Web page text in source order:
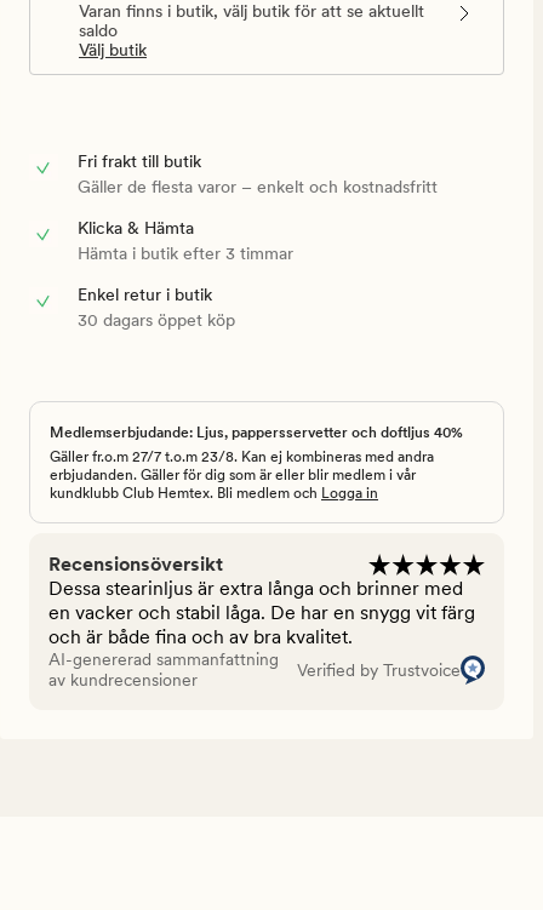
Varan finns i butik, välj butik för att se aktuellt
saldo
Välj butik
Fri frakt till butik
Gäller de flesta varor – enkelt och kostnadsfritt
Klicka & Hämta
Hämta i butik efter 3 timmar
Enkel retur i butik
30 dagars öppet köp
Medlemserbjudande: Ljus, pappersservetter och doftljus 40%
Gäller fr.o.m 27/7 t.o.m 23/8. Kan ej kombineras med andra
erbjudanden. Gäller för dig som är eller blir medlem i vår
kundklubb Club Hemtex. Bli medlem och Logga in
Recensionsöversikt
Dessa stearinljus är extra långa och brinner med
en vacker och stabil låga. De har en snygg vit färg
och är både fina och av bra kvalitet.
AI-genererad sammanfattning
av kundrecensioner
Verified by Trustvoice